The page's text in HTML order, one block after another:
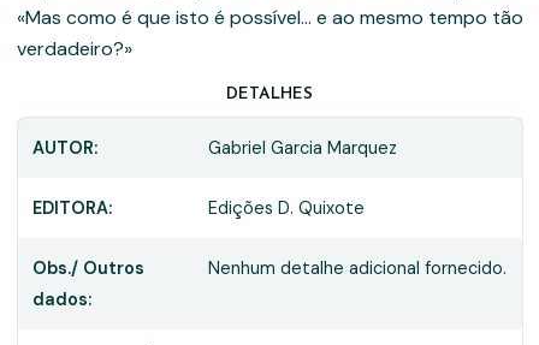
«Mas como é que isto é possível… e ao mesmo tempo tão
verdadeiro?»
DETALHES
AUTOR: Gabriel Garcia Marquez
EDITORA: Edições D. Quixote
Obs./ Outros
dados:
Nenhum detalhe adicional fornecido.